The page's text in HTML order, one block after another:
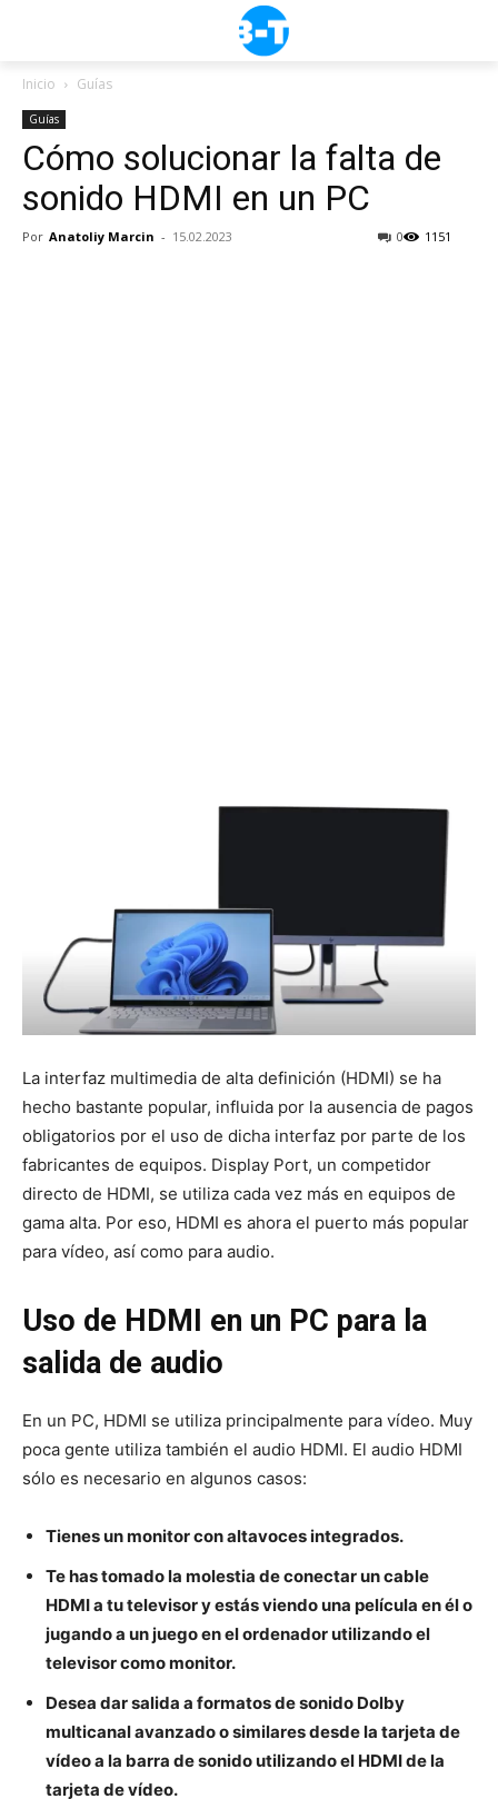
Inicio Guías
Guías
Cómo solucionar la falta de
sonido HDMI en un PC
Por Anatoliy Marcin - 15.02.2023 1151
0
La interfaz multimedia de alta definición (HDMI) se ha
hecho bastante popular, influida por la ausencia de pagos
obligatorios por el uso de dicha interfaz por parte de los
fabricantes de equipos. Display Port, un competidor
directo de HDMI, se utiliza cada vez más en equipos de
gama alta. Por eso, HDMI es ahora el puerto más popular
para vídeo, así como para audio.
Uso de HDMI en un PC para la
salida de audio
En un PC, HDMI se utiliza principalmente para vídeo. Muy
poca gente utiliza también el audio HDMI. El audio HDMI
sólo es necesario en algunos casos:
Tienes un monitor con altavoces integrados.
Te has tomado la molestia de conectar un cable
HDMI a tu televisor y estás viendo una película en él o
jugando a un juego en el ordenador utilizando el
televisor como monitor.
Desea dar salida a formatos de sonido Dolby
multicanal avanzado o similares desde la tarjeta de
vídeo a la barra de sonido utilizando el HDMI de la
tarjeta de vídeo.